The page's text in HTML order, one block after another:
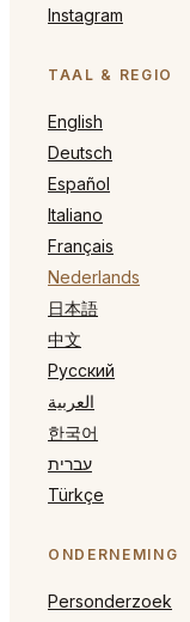
Instagram
TAAL & REGIO
English
Deutsch
Español
Italiano
Français
Nederlands
日本語
中文
Русский
العربية
한국어
עברית
Türkçe
ONDERNEMING
Personderzoek